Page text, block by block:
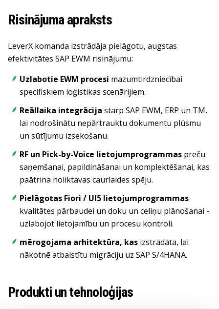
Risinājuma apraksts
LeverX komanda izstrādāja pielāgotu, augstas
efektivitātes SAP EWM risinājumu:
Uzlabotie EWM procesi mazumtirdzniecībai
specifiskiem loģistikas scenārijiem.
Reāllaika integrācija starp SAP EWM, ERP un TM,
lai nodrošinātu nepārtrauktu dokumentu plūsmu
un sūtījumu izsekošanu.
RF un Pick-by-Voice lietojumprogrammas preču
saņemšanai, papildināšanai un komplektēšanai, kas
paātrina noliktavas caurlaides spēju.
Pielāgotas Fiori / UI5 lietojumprogrammas
kvalitātes pārbaudei un doku un celiņu plānošanai -
uzlabojot lietojamību un procesu kontroli.
mērogojama arhitektūra, kas izstrādāta, lai
nākotnē atbalstītu migrāciju uz SAP S/4HANA.
Produkti un tehnoloģijas